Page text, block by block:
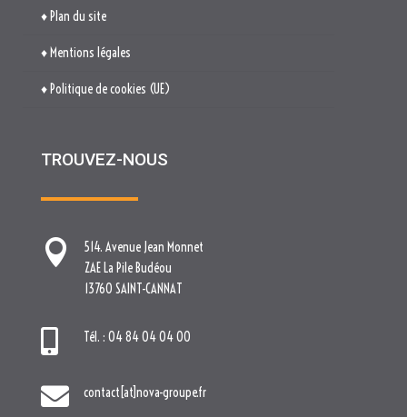
TROUVEZ-NOUS
514. Avenue Jean Monnet

 contact[at]nova-groupe.fr
Cliquez pour accepter les cookies